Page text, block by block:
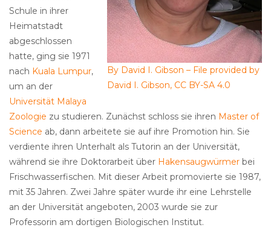
By David I. Gibson – File provided by
David I. Gibson, CC BY-SA 4.0
Schule in ihrer
Heimatstadt
abgeschlossen
hatte, ging sie 1971
nach Kuala Lumpur,
um an der
Universität Malaya
Zoologie zu studieren. Zunächst schloss sie ihren Master of
Science ab, dann arbeitete sie auf ihre Promotion hin. Sie
verdiente ihren Unterhalt als Tutorin an der Universität,
während sie ihre Doktorarbeit über Hakensaugwürmer bei
Frischwasserfischen. Mit dieser Arbeit promovierte sie 1987,
mit 35 Jahren. Zwei Jahre später wurde ihr eine Lehrstelle
an der Universität angeboten, 2003 wurde sie zur
Professorin am dortigen Biologischen Institut.